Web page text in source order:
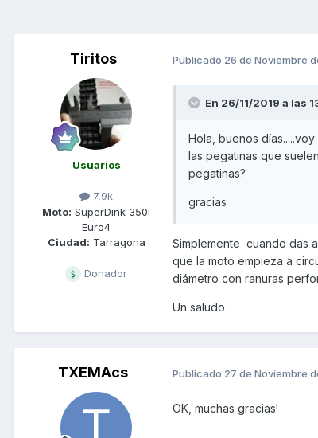
Tiritos
Usuarios
7,9k
Moto: SuperDink 350i
Euro4
Ciudad: Tarragona
Donador
Publicado 26 de Noviembre
En 26/11/2019 a las
Hola, buenos
las pegatinas que
pegatinas?
gracias
Simplemente cuando das
que la moto empieza a
diámetro con ranuras
Un saludo
TXEMAcs Publicado 27 de Noviembre
OK, muchas gracias!